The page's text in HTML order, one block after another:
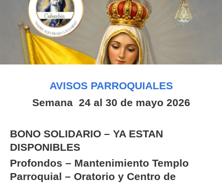
AVISOS PARROQUIALES
Semana 24 al 30 de mayo 2026
BONO SOLIDARIO – YA ESTAN
DISPONIBLES
Profondos – Mantenimiento Templo
Parroquial – Oratorio y Centro de